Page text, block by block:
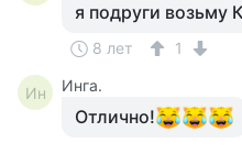
я подруги возьму
8 лет 1
Ин Инга.
Отлично!